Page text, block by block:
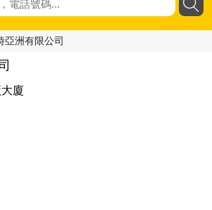
亞洲有限公司
廈